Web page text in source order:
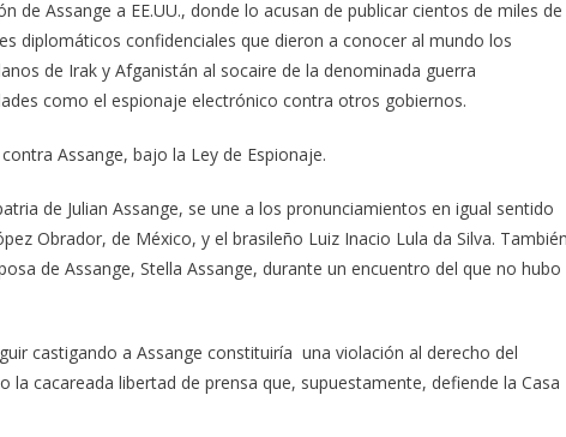
de Assange a EE.UU., donde lo acusan de publicar cientos de miles de
diplomáticos confidenciales que dieron a conocer al mundo los
de Irak y Afganistán al socaire de la denominada guerra
como el espionaje electrónico contra otros gobiernos.
Assange, bajo la Ley de Espionaje.
de Julian Assange, se une a los pronunciamientos en igual sentido
Obrador, de México, y el brasileño Luiz Inacio Lula da Silva.
de Assange, Stella Assange, durante un encuentro del que no hubo
castigando a Assange constituiría una violación al derecho del
cacareada libertad de prensa que, supuestamente, defiende la Casa